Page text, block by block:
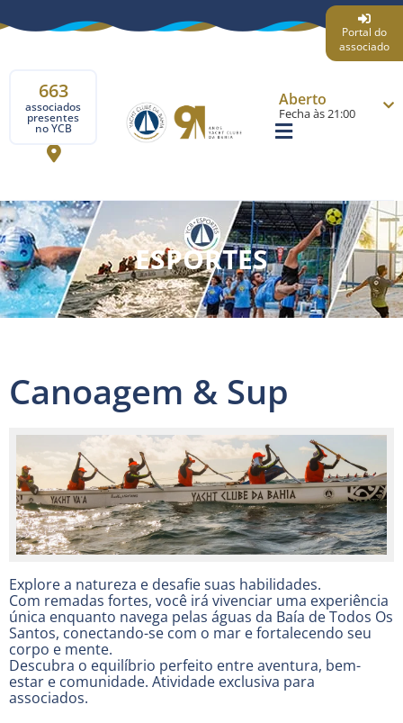
663
associados
presentes
no YCB
Aberto
Fecha às 21:00
Portal do
associado
ESPORTES
Canoagem & Sup
Explore a natureza e desafie suas habilidades.
Com remadas fortes, você irá vivenciar uma experiência
única enquanto navega pelas águas da Baía de Todos Os
Santos, conectando-se com o mar e fortalecendo seu
corpo e mente.
Descubra o equilíbrio perfeito entre aventura, bem-
estar e comunidade. Atividade exclusiva para
associados.